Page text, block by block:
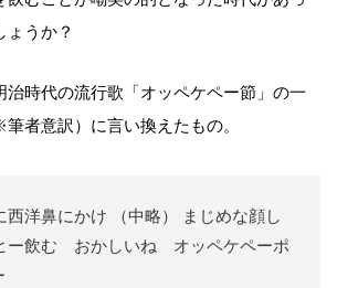
ょうか？
治時代の流行歌「オッペケペー節」の一
者意訳）に言い換えたもの。
西洋鼻にかけ （中略） まじめな顔し
ー飲む おかしいね オッペケペーポ